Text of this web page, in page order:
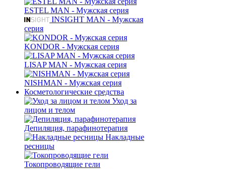
ESTEL MAN - Мужская серия
INSIGHT MAN - Мужская
серия
KONDOR - Мужская серия
LISAP MAN - Мужская серия
NISHMAN - Мужская серия
Косметологические средства
Уход за
лицом и телом
Депиляция, парафинотерапия
Накладные
ресницы
Токопроводящие гели